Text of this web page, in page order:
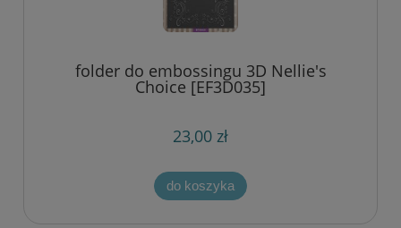
folder do embossingu 3D Nellie's
Choice [EF3D035]
23,00 zł
do koszyka